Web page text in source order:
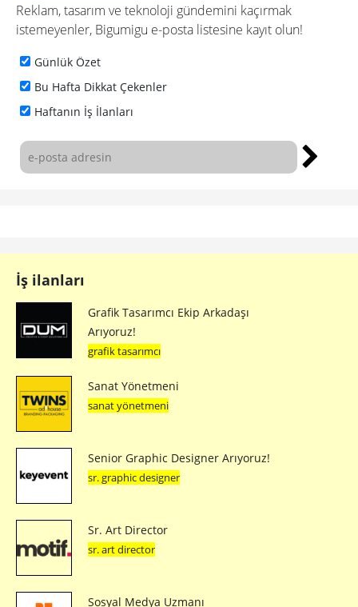
Reklam, tasarım ve teknoloji gündemini kaçırmak
istemeyenler, Bigumigu e-posta listesine kayıt olun!
Günlük Özet
Bu Hafta Dikkat Çekenler
Haftanın İş İlanları
İş ilanları
Grafik Tasarımcı Ekip Arkadaşı
Arıyoruz!
grafik tasarımcı
Sanat Yönetmeni
sanat yönetmeni
Senior Graphic Designer Arıyoruz!
sr. graphic designer
Sr. Art Director
sr. art director
Sosyal Medya Uzmanı